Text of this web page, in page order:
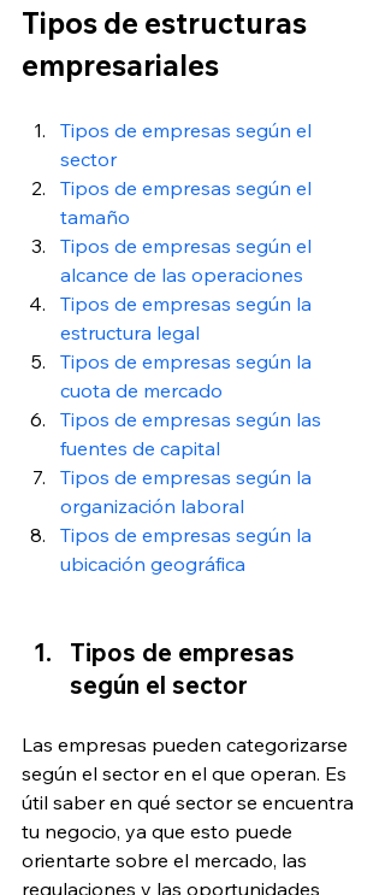
Tipos de estructuras
empresariales
Tipos de empresas según el
sector
Tipos de empresas según el
tamaño
Tipos de empresas según el
alcance de las operaciones
Tipos de empresas según la
estructura legal
Tipos de empresas según la
cuota de mercado
Tipos de empresas según las
fuentes de capital
Tipos de empresas según la
organización laboral
Tipos de empresas según la
ubicación geográfica
Tipos de empresas
según el sector
Las empresas pueden categorizarse
según el sector en el que operan. Es
útil saber en qué sector se encuentra
tu negocio, ya que esto puede
orientarte sobre el mercado, las
regulaciones y las oportunidades